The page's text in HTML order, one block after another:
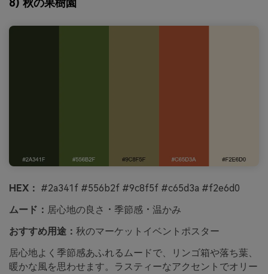
8) 秋の果樹園
HEX： #2a341f #556b2f #9c8f5f #c65d3a #f2e6d0
ムード： 居心地の良さ・季節感・温かみ
おすすめ用途： 秋のマーケットイベントポスター
居心地よく季節感あふれるムードで、リンゴ箱や落ち葉、
暖かな風を思わせます。ラスティーなアクセントでオリー